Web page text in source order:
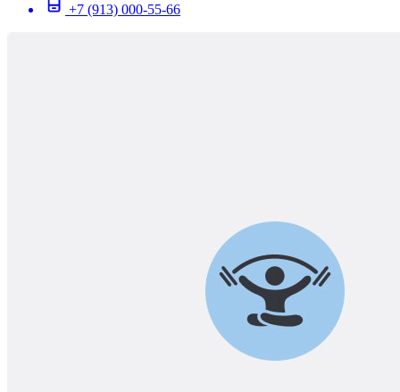
+7 (913) 000-55-66